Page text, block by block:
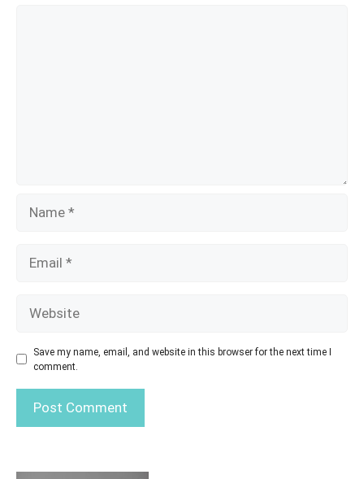
Save my name, email, and website in this browser for the next time I
comment.